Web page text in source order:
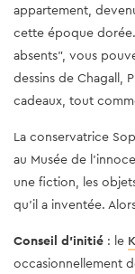
appartement,
cette époque
absents", vous
dessins de Chagall,
cadeaux, tout
La conservatrice
au Musée de
une fiction, les
qu'il a inventée.
Conseil d'initié : le
occasionnellement